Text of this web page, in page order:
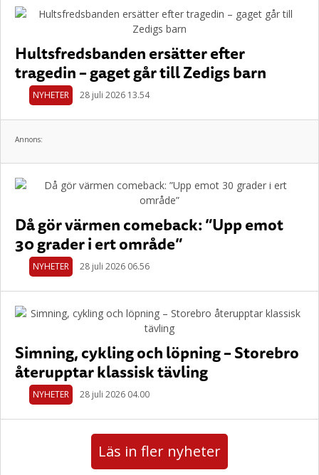
Hultsfredsbanden ersätter efter
tragedin – gaget går till Zedigs barn
NYHETER 28 juli 2026 13.54
Annons:
Då gör värmen comeback: ”Upp emot
30 grader i ert område”
NYHETER 28 juli 2026 06.56
Simning, cykling och löpning – Storebro
återupptar klassisk tävling
NYHETER 28 juli 2026 04.00
Läs in fler nyheter